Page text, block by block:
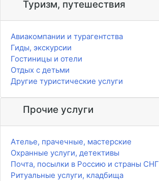
Туризм, путешествия
Авиакомпании и турагентства
Гиды, экскурсии
Гостиницы и отели
Отдых с детьми
Другие туристические услуги
Прочие услуги
Ателье, прачечные, мастерские
Охранные услуги, детективы
Почта, посылки в Россию и страны СНГ
Ритуальные услуги, кладбища